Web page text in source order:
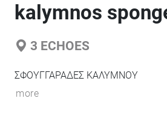
kalymnos
3 ECHOES
ΣΦΟΥΓΓΑΡΑΔΕΣ ΚΑΛΥΜΝΟΥ
more